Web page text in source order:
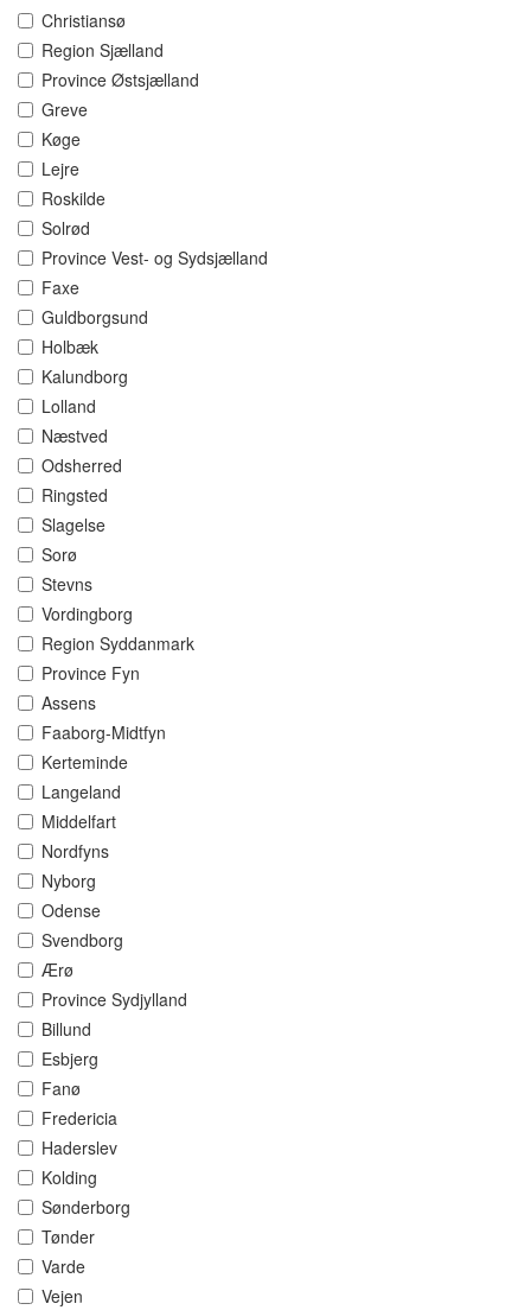
Christiansø
Region Sjælland
Province Østsjælland
Greve
Køge
Lejre
Roskilde
Solrød
Province Vest- og Sydsjælland
Faxe
Guldborgsund
Holbæk
Kalundborg
Lolland
Næstved
Odsherred
Ringsted
Slagelse
Sorø
Stevns
Vordingborg
Region Syddanmark
Province Fyn
Assens
Faaborg-Midtfyn
Kerteminde
Langeland
Middelfart
Nordfyns
Nyborg
Odense
Svendborg
Ærø
Province Sydjylland
Billund
Esbjerg
Fanø
Fredericia
Haderslev
Kolding
Sønderborg
Tønder
Varde
Vejen